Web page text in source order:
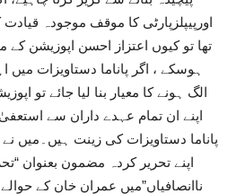
اورپیپلزپارٹی کا موقف موجودہ
تھا تو کیوں اعتزاز احسن اپوزیشن کے
ہوسکے ، اگر پاناما دستاویزات میں
الگ ہونے کا معیار بنا لیا جائے تو
اپنے ان تمام عہدے داران سے
پاناما دستاویزات کی زینت ہیں۔میں
اپنے تحریر کردہ مضمون بعنوان
ناانصافیاں”میں عمران خان کے